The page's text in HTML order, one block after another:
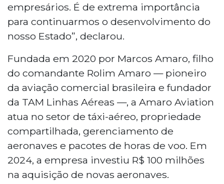
empresários. É de extrema importância
para continuarmos o desenvolvimento do
nosso Estado”, declarou.
Fundada em 2020 por Marcos Amaro, filho
do comandante Rolim Amaro — pioneiro
da aviação comercial brasileira e fundador
da TAM Linhas Aéreas —, a Amaro Aviation
atua no setor de táxi-aéreo, propriedade
compartilhada, gerenciamento de
aeronaves e pacotes de horas de voo. Em
2024, a empresa investiu R$ 100 milhões
na aquisição de novas aeronaves.